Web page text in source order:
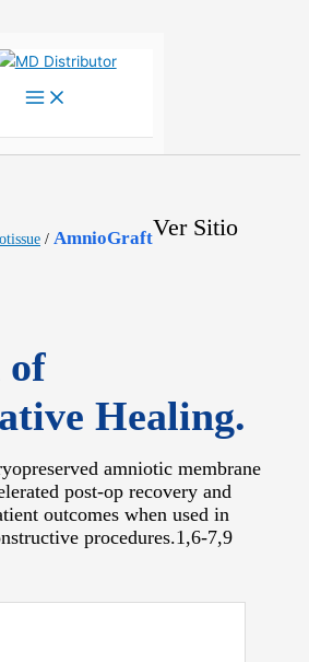
/ AmnioGraftVer Sitio
of
Healing.
amniotic membrane
post-op recovery and
outcomes when used in
procedures.1,6-7,9